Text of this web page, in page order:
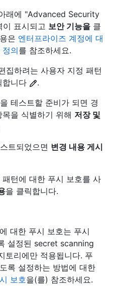
래에 "Advanced Security
표시되고 보안 기능을 클
은 엔터프라이즈 계정에 대
의를 참조하세요.
집하려는 사용자 지정 패턴
합니다
.
테스트할 준비가 되면 경
을 식별하기 위해 저장 및
트되었으면 변경 내용 게시
턴에 대한 푸시 보호를 사
을 클릭합니다.
대한 푸시 보호는 푸시
설정된 secret scanning
토리에만 적용됩니다. 푸
록 설정하는 방법에 대한
보호을(를) 참조하세요.